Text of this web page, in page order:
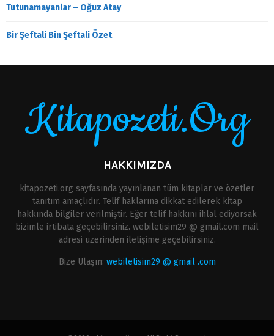
Tutunamayanlar – Oğuz Atay
Bir Şeftali Bin Şeftali Özet
Kitapozeti.Org
HAKKIMIZDA
kitapozeti.org sayfasında yayınlanan tüm kitaplar ve özetler
tanıtım amaçlıdır. Telif haklarına dikkat edilerek kitap
hakkında bilgiler verilmiştir. Eğer telif hakkını ihlal ediyorsak
bizimle irtibata geçebilirsiniz. webiletisim29 @ gmail.com mail
adresi üzerinden iletişime geçebilirsiniz.
Bize Ulaşın: webiletisim29 @ gmail .com